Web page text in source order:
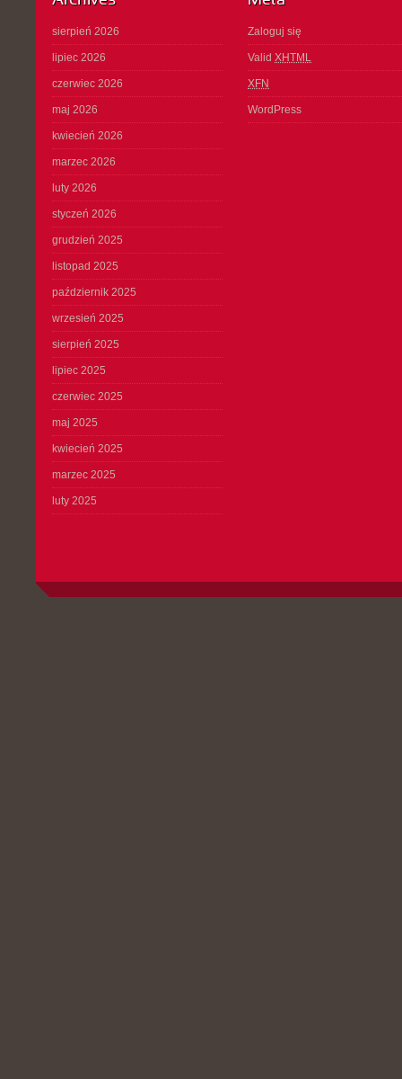
sierpień 2026
lipiec 2026
czerwiec 2026
maj 2026
kwiecień 2026
marzec 2026
luty 2026
styczeń 2026
grudzień 2025
listopad 2025
październik 2025
wrzesień 2025
sierpień 2025
lipiec 2025
czerwiec 2025
maj 2025
kwiecień 2025
marzec 2025
luty 2025
Zaloguj się
Valid XHTML
XFN
WordPress